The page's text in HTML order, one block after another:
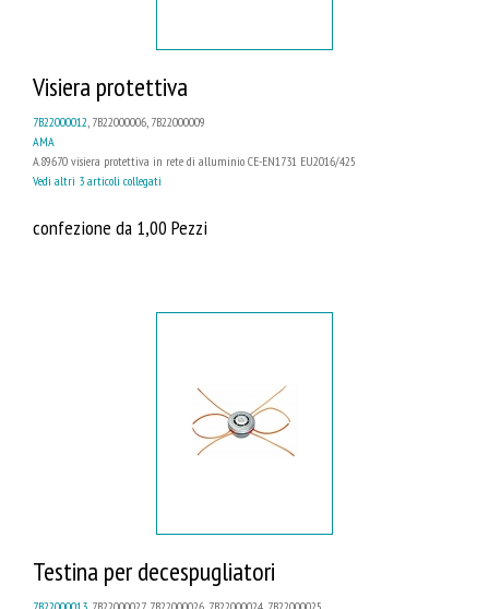
Visiera protettiva
7B22000012 , 7B22000006, 7B22000009
AMA
A.89670 visiera protettiva in rete di alluminio CE-EN1731 EU2016/425
Vedi altri 3 articoli collegati
confezione da 1,00 Pezzi
Testina per decespugliatori